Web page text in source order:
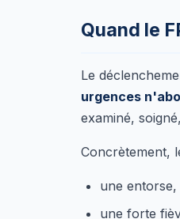
Quand le
Le
urgences
examiné,
Concrètement,
une
une forte